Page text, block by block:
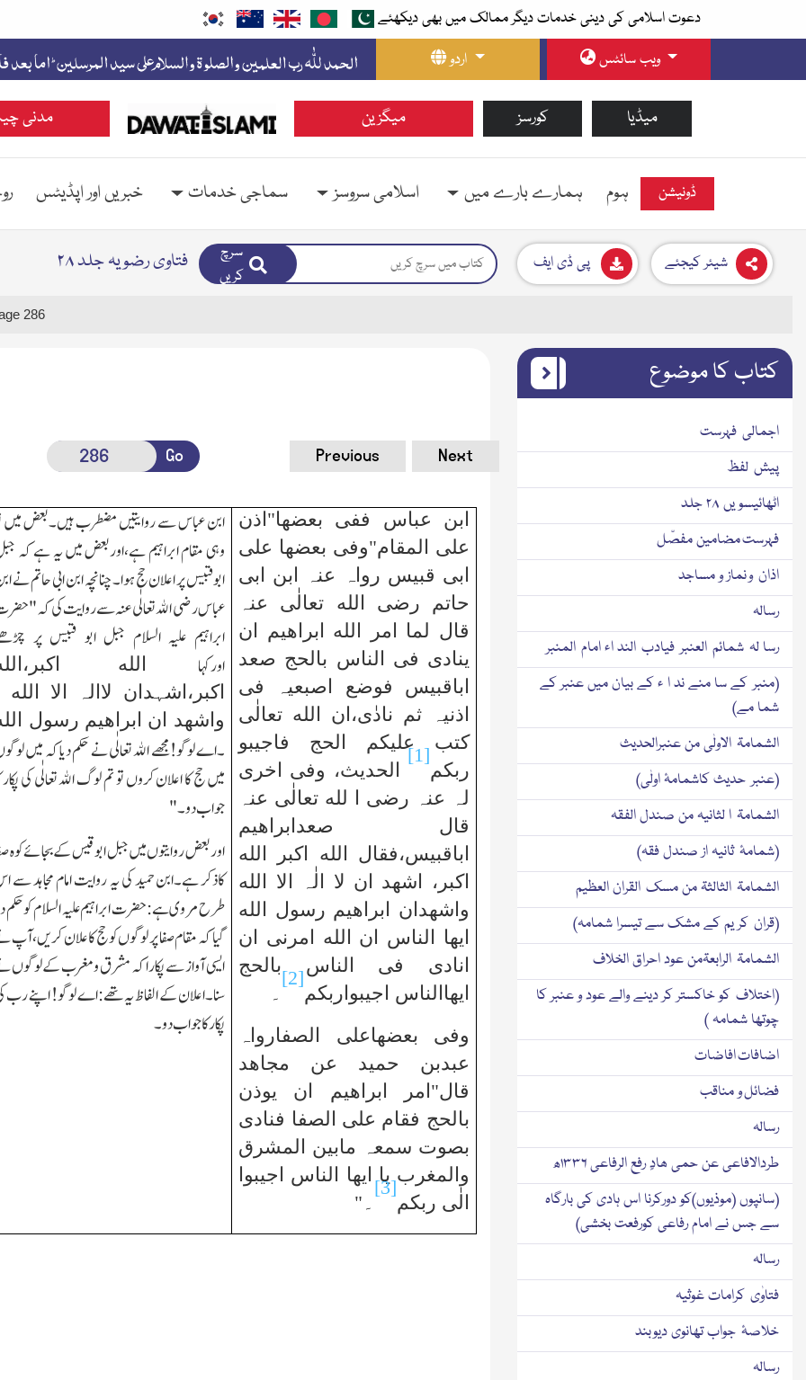
دعوت اسلامی کی دینی خدمات دیگر ممالک میں بھی دیکھئے
اردو
ویب سائٹس
مدنی میگزین کورسز میڈیا
ہوم ہمارے بارے میں اسلامی سروسز سماجی خدمات خبریں اور اپڈیٹس ڈونیشن
فتاوی رضویہ جلد ۲۸
سرچ
کریں
پی ڈی ایف شیئر کیجئے
286
Go Previous Next
ابن عباس ففی بعضھا"اذن
علی المقام"وفی بعضھا علی
ابی قبیس رواہ عنہ ابن ابی
حاتم رضی الله تعالٰی عنہ
قال لما امر الله ابراھیم ان
ینادی فی الناس بالحج صعد
اباقبیس فوضع اصبعیہ فی
اذنیہ ثم نادٰی،ان الله تعالٰی
كتب علیكم الحج فاجیبو
ربكم
[1]
الحدیث، وفی اخری
لہ عنہ رضی ا لله تعالٰی عنہ
قال صعدابراھیم
اباقبیس،فقال الله اكبر الله
اكبر، اشھد ان لا الٰہ الا الله
واشھدان ابراھیم رسول الله
ایھا الناس ان الله امرنی ان
انادی فی الناس بالحج
ایھاالناس اجیبواربكم
[2]
۔
وفی بعضھاعلی الصفارواہ
عبدبن حمید عن مجاھد
قال"امر ابراھیم ان یوذن
بالحج فقام علی الصفا فنادی
بصوت سمعہ مابین المشرق
والمغرب یا ایھا الناس اجیبوا
الٰی ربكم
[3]
۔"
ابن عباس سے روایتیں مضطرب ہیں۔بعض میں
وہی مقام ابراہیم ہے،اوربعض میں یہ ہے كہ
ابوقبیس پر اعلان حج ہوا۔چنانچہ ابن ابی حاتم نے
عباس رضی الله تعالٰی عنہ سے روایت كی كہ
ابراہیم علیہ السلام جبل ابو قبیس پر
اوركہا
الله
اكبر،اشہدان لاالہ الا الله
واشھد ان ابراھیم رسول
۔اے لوگو!مجھے الله تعالٰی نے حكم دیا كہ میں
میں حج كا اعلان كروں تو تم لوگ الله تعالٰی كی پكار
جواب دو۔"
اوربعض روایتوں میں جبل ابو قیس كے بجائے كوہ
كاذكر ہے۔ابن حمید كی یہ روایت امام مجاہد سے
طرح مروی ہے:حضرت ابراہیم علیہ السلام كو حكم
گیا كہ مقام صفا پر لوگوں كو حج كا علان كریں،آپ
ایسی آواز سے پكارا كہ مشرق ومغرب كےلوگوں
سنا۔اعلان كے الفاظ یہ تھے:اے لوگو! اپنے رب
پكاركا جواب دو۔
کتاب کا موضوع
اجمالی فہرست
پیش لفظ
اٹھائیسو یں ۲۸ جلد
فہرست مضامین مفصّل
اذان و نماز و مساجد
رسالہ
رسا لہ شمائم العنبر فیادب الند اء امام المنبر
(منبر كے سا منے ند ا ء كے بیان میں عنبر كے
شما مے)
الشمامۃ الاولٰی من عنبرالحدیث
(عنبر حدیث كاشمامۂ اولٰی)
الشمامۃ ا لثانیہ من صندل الفقہ
(شمامۂ ثانیہ از صندل فقہ)
الشمامۃ الثالثۃ من مسك القران العظیم
(قران كر یم كے مشك سے تیسرا شمامہ)
الشمامۃ الرابعۃمن عود احراق الخلاف
(اختلاف كو خاكستر كر دینے والے عود و عنبر كا
چوتھا شمامہ )
اضافات افاضات
فضائل و مناقب
رسالہ
طردالافاعی عن حمی ھادٍ رفع الرفاعی ۱۳۳۶ھ
(سانپوں (موذیوں)کو دورکرنا اس ہادی کی بارگاہ
سے جس نے امام رفاعی کورفعت بخشی)
رسالہ
فتاوٰی کرامات غوثیہ
خلاصۂ جواب تھانوی دیوبند
رسالہ